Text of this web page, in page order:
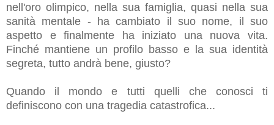
nell'oro olimpico, nella sua famiglia, quasi nella sua
sanità mentale - ha cambiato il suo nome, il suo
aspetto e finalmente ha iniziato una nuova vita.
Finché mantiene un profilo basso e la sua identità
segreta, tutto andrà bene, giusto?
Quando il mondo e tutti quelli che conosci ti
definiscono con una tragedia catastrofica...